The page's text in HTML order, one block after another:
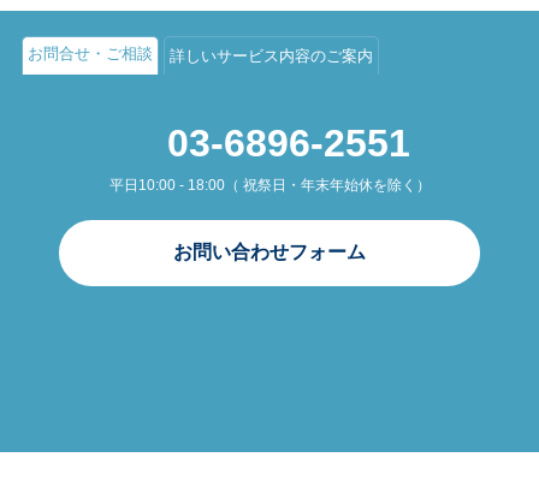
お問合せ・ご相談
03-6896-2551
平日10:00 - 18:00（ 祝祭日・年末年始休を除く）
お問い合わせフォーム
詳しいサービス内容のご案内